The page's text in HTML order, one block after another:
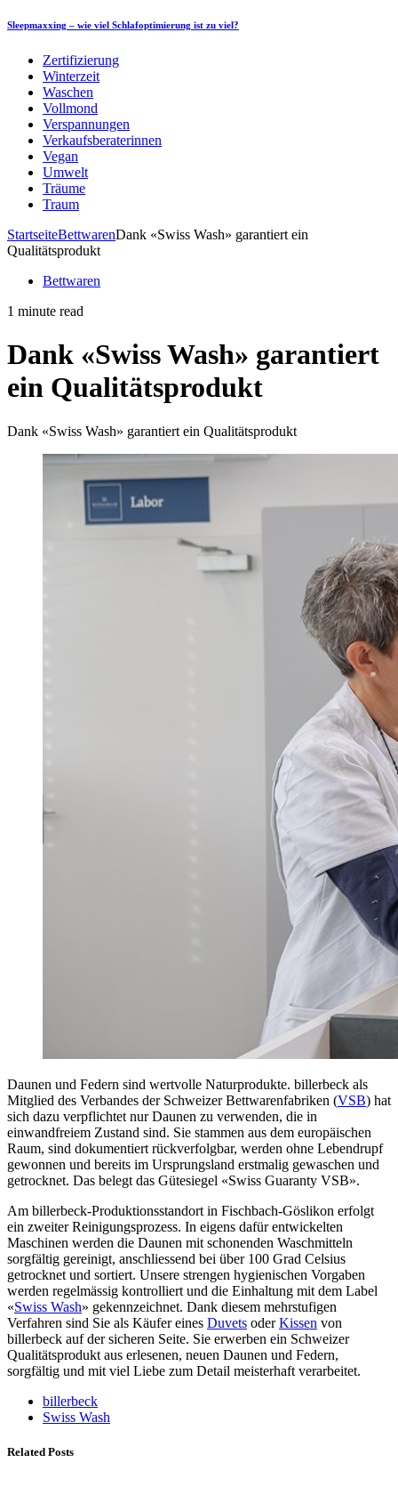
Sleepmaxxing – wie viel Schlafoptimierung ist zu viel?
Zertifizierung
Winterzeit
Waschen
Vollmond
Verspannungen
Verkaufsberaterinnen
Vegan
Umwelt
Träume
Traum
StartseiteBettwarenDank «Swiss Wash» garantiert ein
Qualitätsprodukt
Bettwaren
1 minute read
Dank «Swiss Wash» garantiert
ein Qualitätsprodukt
Dank «Swiss Wash» garantiert ein Qualitätsprodukt
Daunen und Federn sind wertvolle Naturprodukte. billerbeck als
Mitglied des Verbandes der Schweizer Bettwarenfabriken (VSB) hat
sich dazu verpflichtet nur Daunen zu verwenden, die in
einwandfreiem Zustand sind. Sie stammen aus dem europäischen
Raum, sind dokumentiert rückverfolgbar, werden ohne Lebendrupf
gewonnen und bereits im Ursprungsland erstmalig gewaschen und
getrocknet. Das belegt das Gütesiegel «Swiss Guaranty VSB».
Am billerbeck-Produktionsstandort in Fischbach-Göslikon erfolgt
ein zweiter Reinigungsprozess. In eigens dafür entwickelten
Maschinen werden die Daunen mit schonenden Waschmitteln
sorgfältig gereinigt, anschliessend bei über 100 Grad Celsius
getrocknet und sortiert. Unsere strengen hygienischen Vorgaben
werden regelmässig kontrolliert und die Einhaltung mit dem Label
«Swiss Wash» gekennzeichnet. Dank diesem mehrstufigen
Verfahren sind Sie als Käufer eines Duvets oderKissen von
billerbeck auf der sicheren Seite. Sie erwerben ein Schweizer
Qualitätsprodukt aus erlesenen, neuen Daunen und Federn,
sorgfältig und mit viel Liebe zum Detail meisterhaft verarbeitet.
billerbeck
Swiss Wash
Related Posts